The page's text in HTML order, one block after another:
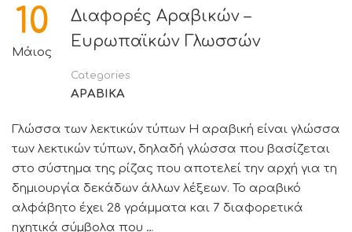
10
Μάιος
Διαφορές Αραβικών –
Ευρωπαϊκών Γλωσσών
Categories
ΑΡΑΒΙΚΑ
Γλώσσα των λεκτικών τύπων H αραβική είναι γλώσσα
των λεκτικών τύπων, δηλαδή γλώσσα που βασίζεται
στο σύστημα της ρίζας που αποτελεί την αρχή για τη
δημιουργία δεκάδων άλλων λέξεων. Το αραβικό
αλφάβητο έχει 28 γράμματα και 7 διαφορετικά
ηχητικά σύμβολα που …